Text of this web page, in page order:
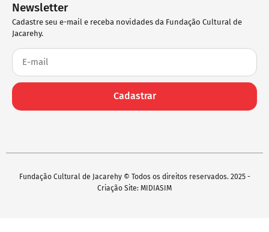
Newsletter
Cadastre seu e-mail e receba novidades da Fundação Cultural de
Jacarehy.
Cadastrar
Fundação Cultural de Jacarehy © Todos os direitos reservados. 2025 -
Criação Site: MIDIASIM